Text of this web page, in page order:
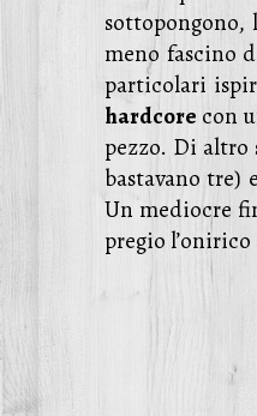
meno fascino
particolari
hardcore con
pezzo. Di altro
bastavano
Un mediocre
pregio l’onirico